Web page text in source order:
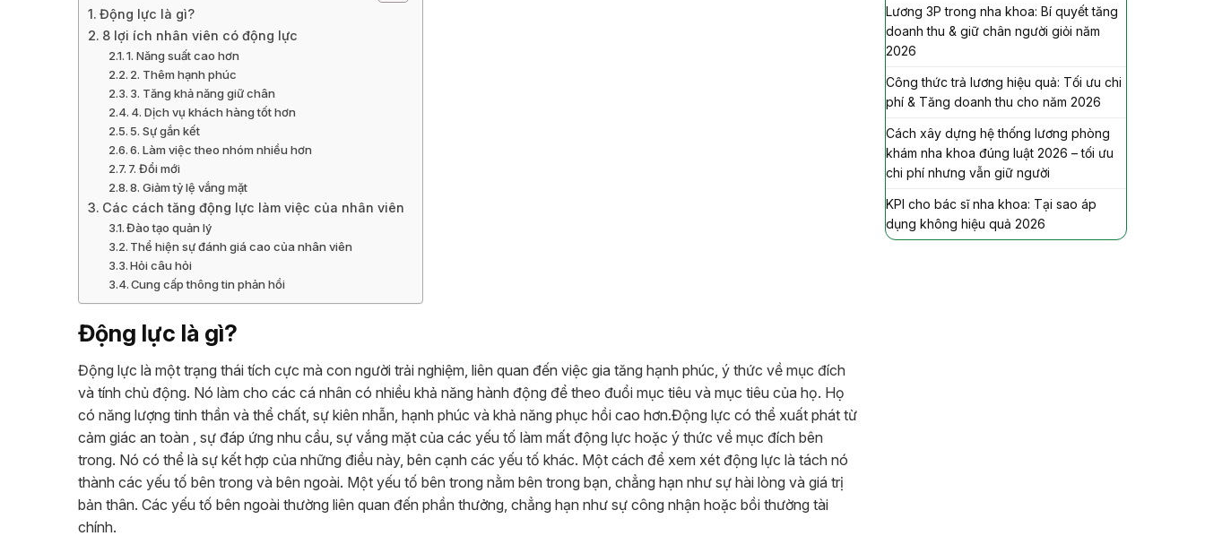
Động lực là gì?
8 lợi ích nhân viên có động lực
1. Năng suất cao hơn
2. Thêm hạnh phúc
3. Tăng khả năng giữ chân
4. Dịch vụ khách hàng tốt hơn
5. Sự gắn kết
6. Làm việc theo nhóm nhiều hơn
7. Đổi mới
8. Giảm tỷ lệ vắng mặt
Các cách tăng động lực làm việc của nhân viên
Đào tạo quản lý
Thể hiện sự đánh giá cao của nhân viên
Hỏi câu hỏi
Cung cấp thông tin phản hồi
Động lực là gì?
Động lực là một trạng thái tích cực mà con người trải nghiệm, liên quan đến việc gia tăng hạnh phúc, ý thức về mục đích
và tính chủ động. Nó làm cho các cá nhân có nhiều khả năng hành động để theo đuổi mục tiêu và mục tiêu của họ. Họ
có năng lượng tinh thần và thể chất, sự kiên nhẫn, hạnh phúc và khả năng phục hồi cao hơn.Động lực có thể xuất phát từ
cảm giác an toàn , sự đáp ứng nhu cầu, sự vắng mặt của các yếu tố làm mất động lực hoặc ý thức về mục đích bên
trong. Nó có thể là sự kết hợp của những điều này, bên cạnh các yếu tố khác. Một cách để xem xét động lực là tách nó
thành các yếu tố bên trong và bên ngoài. Một yếu tố bên trong nằm bên trong bạn, chẳng hạn như sự hài lòng và giá trị
bản thân. Các yếu tố bên ngoài thường liên quan đến phần thưởng, chẳng hạn như sự công nhận hoặc bồi thường tài
chính.
Lương 3P trong nha khoa: Bí quyết tăng
doanh thu & giữ chân người giỏi năm
2026
Công thức trả lương hiệu quả: Tối ưu chi
phí & Tăng doanh thu cho năm 2026
Cách xây dựng hệ thống lương phòng
khám nha khoa đúng luật 2026 – tối ưu
chi phí nhưng vẫn giữ người
KPI cho bác sĩ nha khoa: Tại sao áp
dụng không hiệu quả 2026